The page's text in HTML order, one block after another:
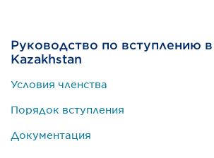
Руководство по вступлению в
Kazakhstan
Условия членства
Порядок вступления
Документация